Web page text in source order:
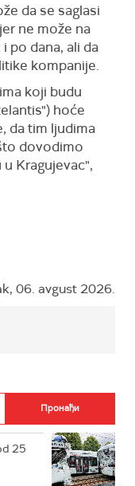
da se saglasi
ne može na
po dana, ali da
kompanije.
koji budu
hoće
da tim ljudima
dovodimo
Kragujevac",
06. avgust 2026.
25